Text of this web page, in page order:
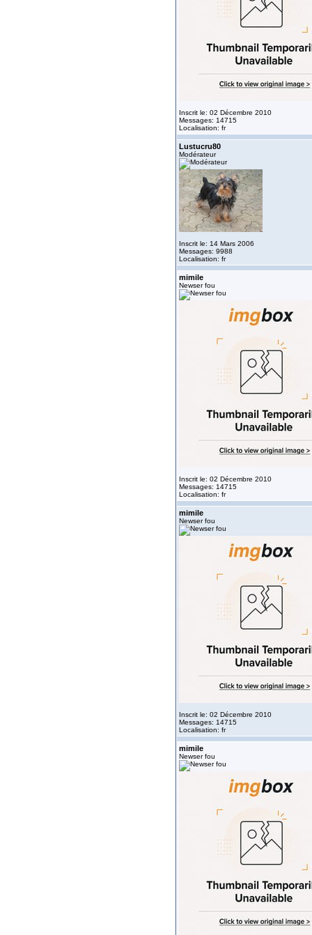
Inscrit le: 02 Décembre 2010
Messages: 14715
Localisation: fr
Lustucru80
Modérateur
Inscrit le: 14 Mars 2006
Messages: 9988
Localisation: fr
mimile
Newser fou
Inscrit le: 02 Décembre 2010
Messages: 14715
Localisation: fr
mimile
Newser fou
Inscrit le: 02 Décembre 2010
Messages: 14715
Localisation: fr
mimile
Newser fou